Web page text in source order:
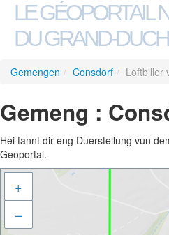
LE GÉOPORTAIL
DU GRAND-
Gemengen / Consdorf / Loftbiller
Gemeng :
Hei fannt dir eng Duerstellung vun
Geoportal.
+
–